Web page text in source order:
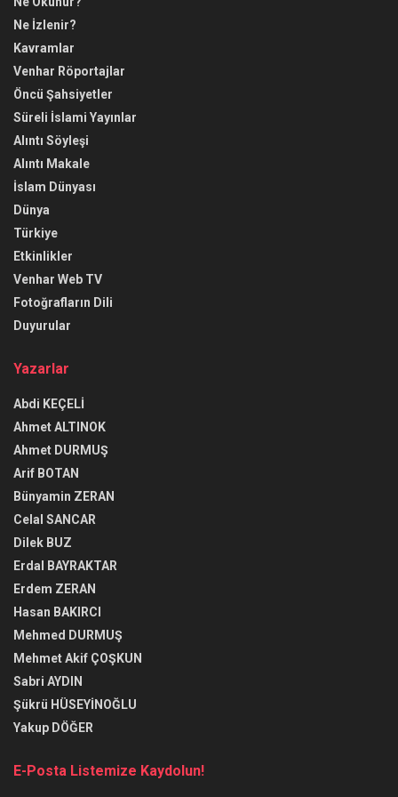
Ne İzlenir?
Kavramlar
Venhar Röportajlar
Öncü Şahsiyetler
Süreli İslami Yayınlar
Alıntı Söyleşi
Alıntı Makale
İslam Dünyası
Dünya
Türkiye
Etkinlikler
Venhar Web TV
Fotoğrafların Dili
Duyurular
Yazarlar
Abdi KEÇELİ
Ahmet ALTINOK
Ahmet DURMUŞ
Arif BOTAN
Bünyamin ZERAN
Celal SANCAR
Dilek BUZ
Erdal BAYRAKTAR
Erdem ZERAN
Hasan BAKIRCI
Mehmed DURMUŞ
Mehmet Akif ÇOŞKUN
Sabri AYDIN
Şükrü HÜSEYİNOĞLU
Yakup DÖĞER
E-Posta Listemize Kaydolun!